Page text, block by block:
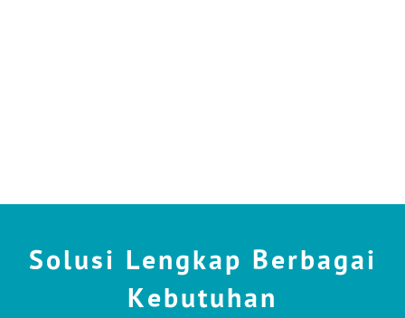
Solusi Lengkap Berbagai
Kebutuhan